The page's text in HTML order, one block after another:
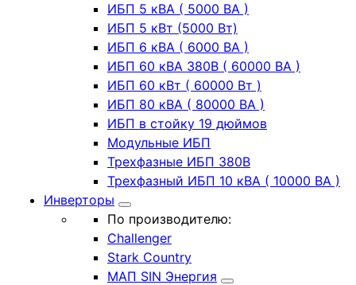
ИБП 5 кВА ( 5000 ВА )
ИБП 5 кВт (5000 Вт)
ИБП 6 кВА ( 6000 ВА )
ИБП 60 кВА 380В ( 60000 ВА )
ИБП 60 кВт ( 60000 Вт )
ИБП 80 кВА ( 80000 ВА )
ИБП в стойку 19 дюймов
Модульные ИБП
Трехфазные ИБП 380В
Трехфазный ИБП 10 кВА ( 10000 ВА )
Инверторы
По производителю:
Challenger
Stark Country
МАП SIN Энергия